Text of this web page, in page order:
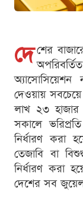
দে শের
দেওয়ায়
লাখ ২৩ হাজার
সকালে
নির্ধারণ করা
তেজাবি বা
নির্ধারণ করা
দেশের সব